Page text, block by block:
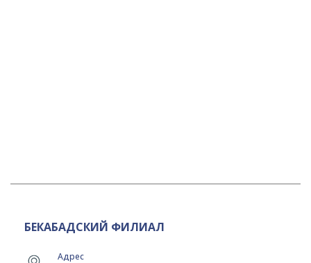
БЕКАБАДСКИЙ ФИЛИАЛ
Адрес